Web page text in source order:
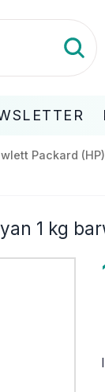
Packard (HP)
1 kg